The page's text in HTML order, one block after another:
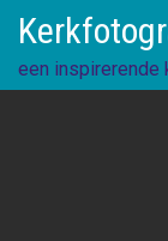
content
een inspirerende